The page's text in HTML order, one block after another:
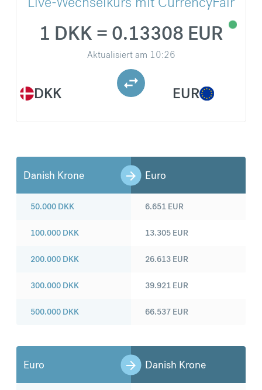
DKK
1 DKK = 0.13308 EUR
Aktualisiert am 10:26
EUR
Danish Krone Euro
50.000 DKK
100.000 DKK
200.000 DKK
300.000 DKK
500.000 DKK
6.651 EUR
13.305 EUR
26.613 EUR
39.921 EUR
66.537 EUR
Euro Danish Krone